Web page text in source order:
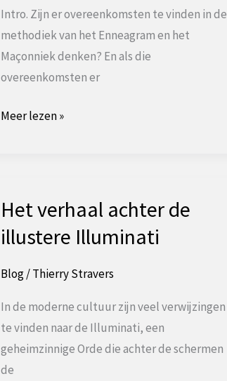
Intro. Zijn er overeenkomsten te vinden in de
methodiek van het Enneagram en het
Maçonniek denken? En als die
overeenkomsten er
Het
Vrijmetselarij
Meer lezen »
Het verhaal achter de
illustere Illuminati
Blog/Thierry Stravers
In de moderne cultuur zijn veel verwijzingen
te vinden naar de Illuminati, een
geheimzinnige Orde die achter de schermen
de